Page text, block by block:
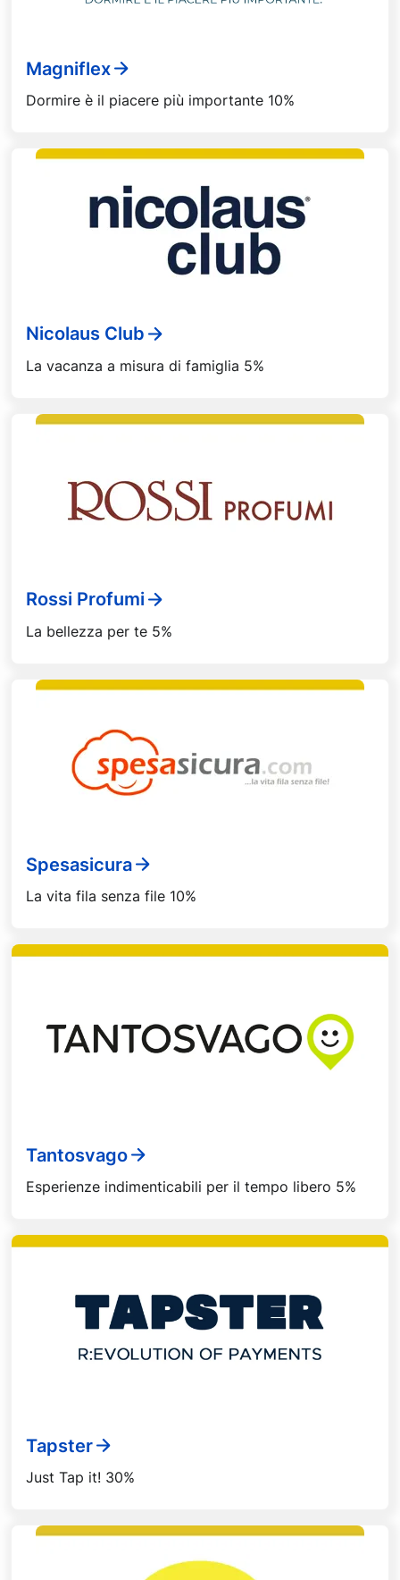
Magniflex
Dormire è il piacere più importante 10%
Nicolaus Club
La vacanza a misura di famiglia 5%
Rossi Profumi
La bellezza per te 5%
Spesasicura
La vita fila senza file 10%
Tantosvago
Esperienze indimenticabili per il tempo libero 5%
Tapster
Just Tap it! 30%